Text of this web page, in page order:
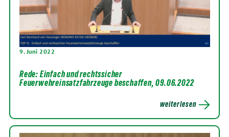
9. Juni 2022
Rede: Einfach und rechtssicher
Feuerwehreinsatzfahrzeuge beschaffen, 09.06.2022
weiterlesen